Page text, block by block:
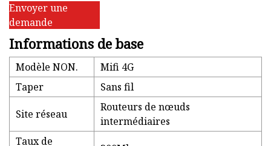
Envoyer une
demande
Informations de base
Modèle NON.
Mifi 4G
Taper
Sans fil
Site réseau
Routeurs de nœuds
intermédiaires
Taux de